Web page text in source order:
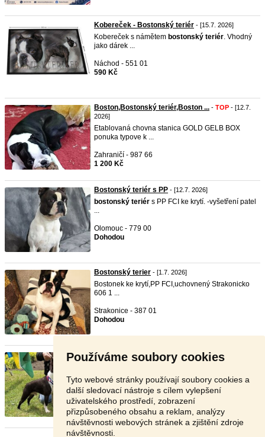
Používáme soubory cookies
Tyto webové stránky používají soubory cookies a
další sledovací nástroje s cílem vylepšení
uživatelského prostředí, zobrazení
přizpůsobeného obsahu a reklam, analýzy
návštěvnosti webových stránek a zjištění zdroje
návštěvnosti.
Kobereček - Bostonský teriér - [15.7. 2026]
Kobereček s námětem bostonský teriér. Vhodný
jako dárek ...
Náchod - 551 01
590 Kč
Boston,Bostonský teriér,Boston ... - TOP - [12.7.
2026]
Etablovaná chovna stanica GOLD GELB BOX
ponuka typove k ...
Zahraničí - 987 66
1 200 Kč
Bostonský teriér s PP - [12.7. 2026]
bostonský teriér s PP FCI ke krytí. -vyšetření patel
...
Olomouc - 779 00
Dohodou
Bostonský terier - [1.7. 2026]
Bostonek ke krytí,PP FCI,uchovnený Strakonicko
606 1 ...
Strakonice - 387 01
Dohodou
Boston, bostonský terier kryti ...- [22.6. 2026]
uchovnenych p ...
Slovensko - 987 65
Dohodou